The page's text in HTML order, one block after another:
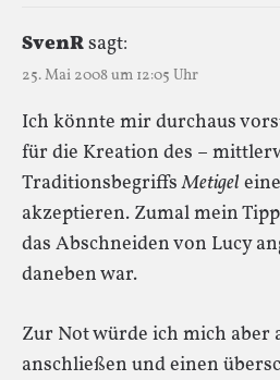
SvenRsagt:
25. Mai 2008 um 12:05 Uhr
Ich könnte mir durchaus
für die Kreation des –
TraditionsbegriffsMetigel
akzeptieren. Zumal mein
das Abschneiden von Lucy
daneben war.
Zur Not würde ich mich aber
anschließen und einen